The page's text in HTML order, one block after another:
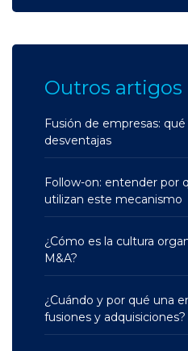
Outros artigos
Fusión de empresas:
desventajas
Follow-on: entender por
utilizan este mecanismo
¿Cómo es la cultura
M&A?
¿Cuándo y por qué una
fusiones y adquisiciones?